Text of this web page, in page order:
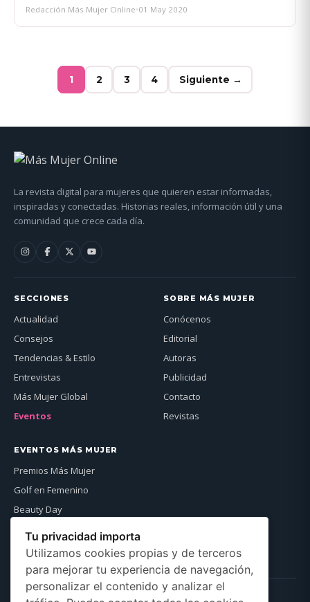
Redacción Más Mujer Online•01 May 2020
1 2 3 4 Siguiente →
La revista digital para mujeres que quieren estar informadas,
inspiradas y conectadas. Historias reales, información útil y una
comunidad que crece cada día.
SECCIONES
Actualidad
Consejos
Tendencias & Estilo
Entrevistas
Más Mujer Global
Eventos
SOBRE MÁS MUJER
Conócenos
Editorial
Autoras
Publicidad
Contacto
Revistas
EVENTOS MÁS MUJER
Premios Más Mujer
Golf en Femenino
Beauty Day
Ver agenda →
NEWSLETTER
Tu privacidad importa
Utilizamos cookies propias y de terceros
para mejorar tu experiencia de navegación,
personalizar el contenido y analizar el